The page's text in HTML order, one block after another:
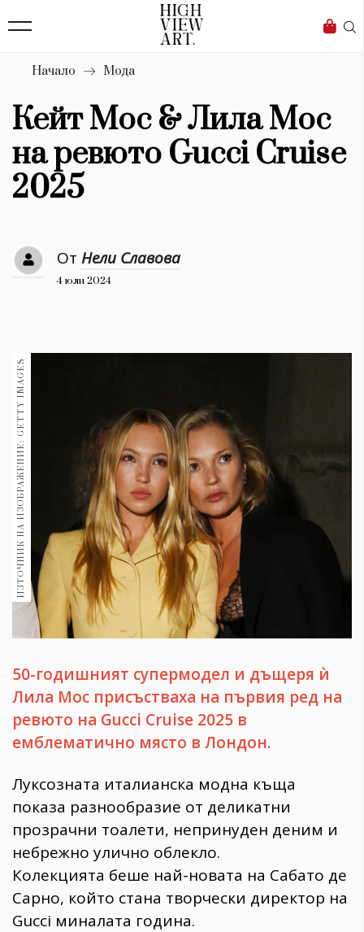
Бизнес
Мода
Dialogue
Изкуство
4339
Дизайн
Книги
30+
Гурме 1709
Пътувай
Здраве 389
Gentlemen
382
Wellness
ПОСЛЕДВАЙТЕ
НИ
Начало Мода
Кейт Мос & Лила Мос
на ревюто Gucci Cruise
2025
От Нели Славова
4 юли 2024
ИЗТОЧНИК НА ИЗОБРАЖЕНИЕ: GETTY IMAGES
50-годишният супермодел и дъщеря ѝ
Лила Мос присъстваха на първия ред на
ревюто на Gucci Cruise 2025 в
емблематично място в Лондон.
Луксозната италианска модна къща
показа разнообразие от деликатни
прозрачни тоалети, непринуден деним и
небрежно улично облекло.
Колекцията беше най-новата на Сабато де
Сарно, който стана творчески директор на
Gucci миналата година.